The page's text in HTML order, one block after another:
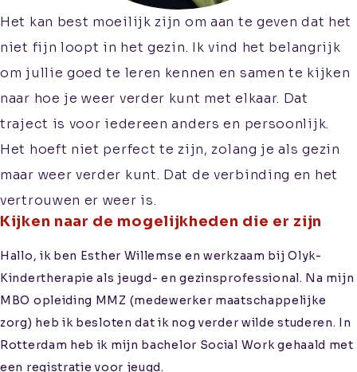
Aanmelden
Informatie voor
Het kan best moeilijk zijn om aan te geven dat het
niet fijn loopt in het gezin. Ik vind het belangrijk
om jullie goed te leren kennen en samen te kijken
naar hoe je weer verder kunt met elkaar. Dat
traject is voor iedereen anders en persoonlijk.
Het hoeft niet perfect te zijn, zolang je als gezin
maar weer verder kunt. Dat de verbinding en het
vertrouwen er weer is.
Kijken naar de mogelijkheden die er zijn
Hallo, ik ben Esther Willemse en werkzaam bij Olyk-
Kindertherapie als jeugd- en gezinsprofessional. Na mijn
MBO opleiding MMZ (medewerker maatschappelijke
zorg) heb ik besloten dat ik nog verder wilde studeren. In
Rotterdam heb ik mijn bachelor Social Work gehaald met
een registratie voor jeugd.